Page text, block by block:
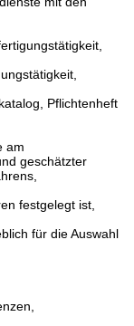
Pflichtenheft
am
geschätzter
festgelegt ist,
für die Auswahl